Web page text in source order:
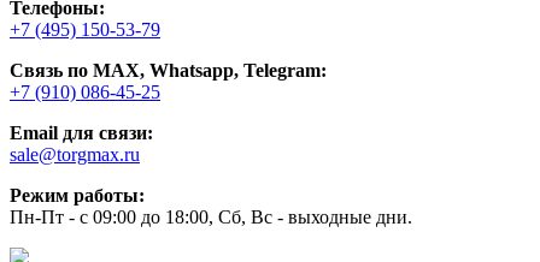
Телефоны:
+7 (495) 150-53-79
Связь по MAX, Whatsapp, Telegram:
+7 (910) 086-45-25
Email для связи:
sale@torgmax.ru
Режим работы:
Пн-Пт - с 09:00 до 18:00, Сб, Вс - выходные дни.